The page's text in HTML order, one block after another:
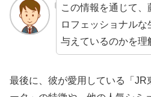
この情報を通じて
ロフェッショナル
与えているのかを理
最後に、彼が愛用している「JR